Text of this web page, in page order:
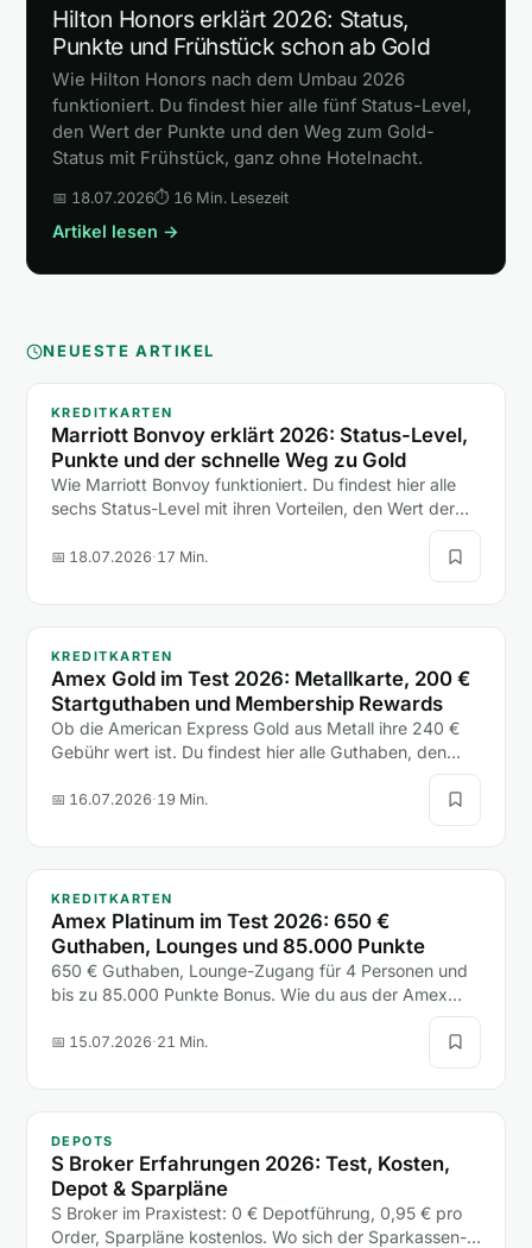
Hilton Honors erklärt 2026: Status,
Punkte und Frühstück schon ab Gold
Wie Hilton Honors nach dem Umbau 2026
funktioniert. Du findest hier alle fünf Status-Level,
den Wert der Punkte und den Weg zum Gold-
Status mit Frühstück, ganz ohne Hotelnacht.
📅 18.07.2026⏱ 16 Min. Lesezeit
Artikel lesen →
NEUESTE ARTIKEL
KREDITKARTEN
Marriott Bonvoy erklärt 2026: Status-Level,
Punkte und der schnelle Weg zu Gold
Wie Marriott Bonvoy funktioniert. Du findest hier alle
sechs Status-Level mit ihren Vorteilen, den Wert der
Punkte und zwei Abkürzungen zum Gold-Status ohne
eine einzige Hotelnacht.
📅 18.07.2026·17 Min.
KREDITKARTEN
Amex Gold im Test 2026: Metallkarte, 200 €
Startguthaben und Membership Rewards
Ob die American Express Gold aus Metall ihre 240 €
Gebühr wert ist. Du findest hier alle Guthaben, den
200-€-Bonus, die Versicherungen und den Vergleich
mit Platinum und Payback Amex.
📅 16.07.2026·19 Min.
KREDITKARTEN
Amex Platinum im Test 2026: 650 €
Guthaben, Lounges und 85.000 Punkte
650 € Guthaben, Lounge-Zugang für 4 Personen und
bis zu 85.000 Punkte Bonus. Wie du aus der Amex
Platinum mehr rausholst, als sie kostet, liest du hier.
📅 15.07.2026·21 Min.
DEPOTS
S Broker Erfahrungen 2026: Test, Kosten,
Depot & Sparpläne
S Broker im Praxistest: 0 € Depotführung, 0,95 € pro
Order, Sparpläne kostenlos. Wo sich der Sparkassen-